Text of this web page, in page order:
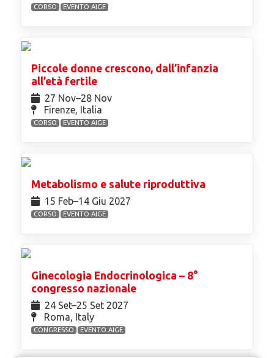
CORSO EVENTO AIGE
Piccole donne crescono, dall’infanzia
all’età fertile
27 Nov⁠–28 Nov
Firenze, Italia
CORSO EVENTO AIGE
Metabolismo e salute riproduttiva
15 Feb⁠–14 Giu 2027
CORSO EVENTO AIGE
Ginecologia Endocrinologica – 8°
congresso nazionale
24 Set⁠–25 Set 2027
Roma, Italy
CONGRESSO EVENTO AIGE